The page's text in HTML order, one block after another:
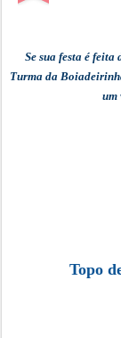
Se sua festa é
Turma da
um
Topo